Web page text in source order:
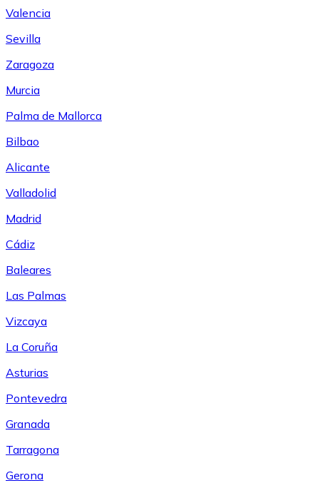
Valencia
Sevilla
Zaragoza
Murcia
Palma de Mallorca
Bilbao
Alicante
Valladolid
Madrid
Cádiz
Baleares
Las Palmas
Vizcaya
La Coruña
Asturias
Pontevedra
Granada
Tarragona
Gerona